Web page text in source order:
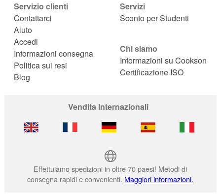
Servizio clienti
Contattarci
Aiuto
Accedi
Informazioni consegna
Politica sui resi
Blog
Servizi
Sconto per Studenti
Chi siamo
Informazioni su Cookson
Certificazione ISO
Vendita Internazionali
Effettuiamo spedizioni in oltre 70 paesi! Metodi di
consegna rapidi e convenienti. Maggiori informazioni.